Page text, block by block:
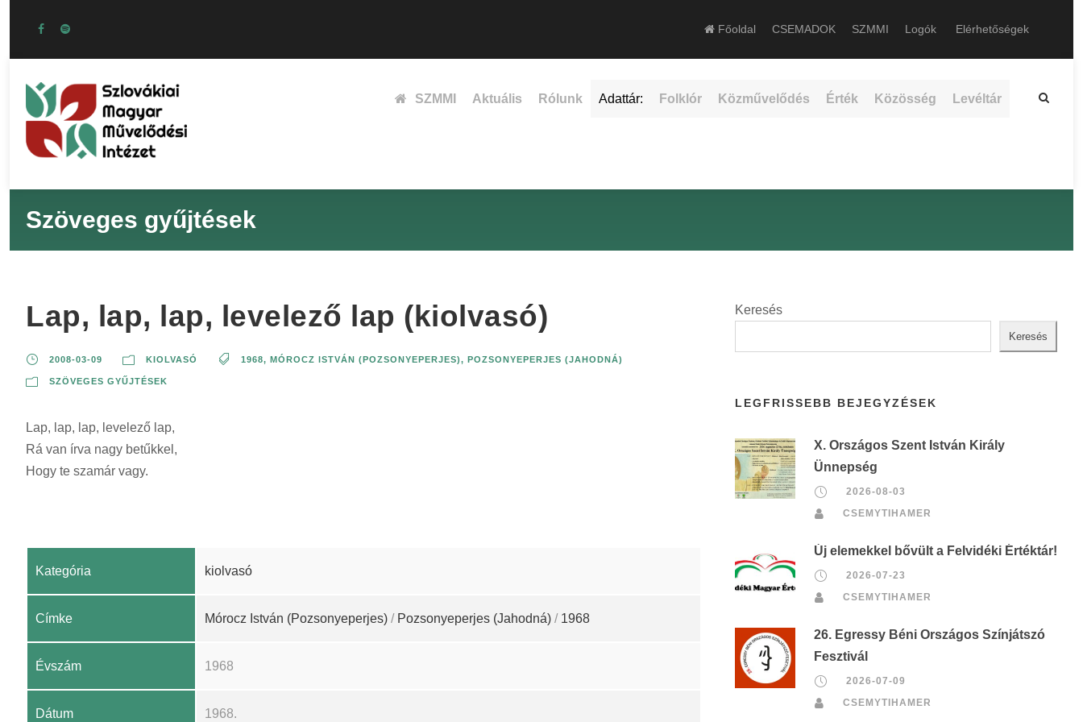
Főoldal CSEMADOK SZMMI Logók Elérhetőségek
SZMMI Aktuális Rólunk Adattár: Folklór Közművelődés Érték Közösség Levéltár
Szöveges gyűjtések
Lap, lap, lap, levelező lap (kiolvasó)
2008-03-09 KIOLVASÓ 1968, MÓROCZ ISTVÁN (POZSONYEPERJES), POZSONYEPERJES (JAHODNÁ)
SZÖVEGES GYŰJTÉSEK
Lap, lap, lap, levelező lap,
Rá van írva nagy betűkkel,
Hogy te szamár vagy.
Kategória kiolvasó
Címke Mórocz István (Pozsonyeperjes) / Pozsonyeperjes (Jahodná) / 1968
Évszám 1968
Dátum 1968.
Keresés
Keresés
LEGFRISSEBB BEJEGYZÉSEK
X. Országos Szent István Király
Ünnepség
2026-08-03
CSEMYTIHAMER
Új elemekkel bővült a Felvidéki Értéktár!
2026-07-23
CSEMYTIHAMER
26. Egressy Béni Országos Színjátszó
Fesztivál
2026-07-09
CSEMYTIHAMER